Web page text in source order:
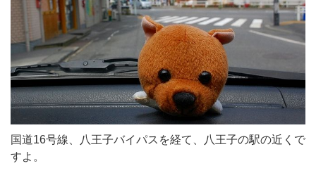
国道16号線、八王子バイパスを経て、八王子の駅の近くで
すよ。